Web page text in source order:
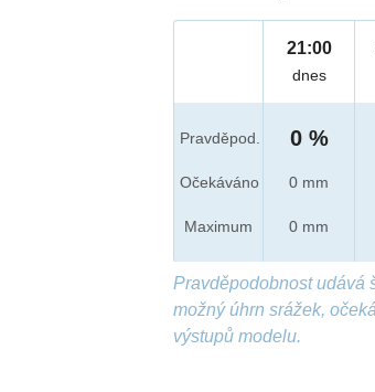
Pravděpod.
Očekáváno
Maximum
21:00
dnes
0 %
0 mm
0 mm
Pravděpodobnost udává
možný úhrn srážek,
výstupů modelu.